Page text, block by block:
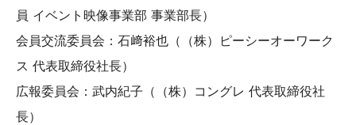
員 イベント映像事業部 事業部長）
会員交流委員会：石﨑裕也（（株）ピーシーオーワーク
ス 代表取締役社長）
広報委員会：武内紀子（（株）コングレ 代表取締役社
長）